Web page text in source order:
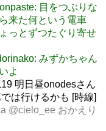
目をつぶりな
来た何という電車
っとずつたぐり寄せ
みずかちゃん
よ
明日昼onodesさん
は行けるかも [時線]
@cielo_ee おかえり